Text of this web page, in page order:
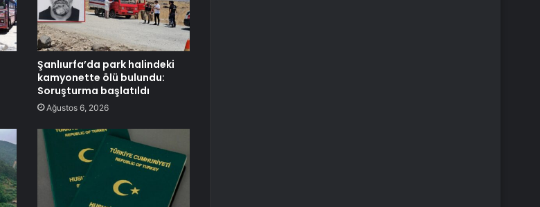
Şanlıurfa’da park halindeki
kamyonette ölü bulundu:
Soruşturma başlatıldı
Ağustos 6, 2026